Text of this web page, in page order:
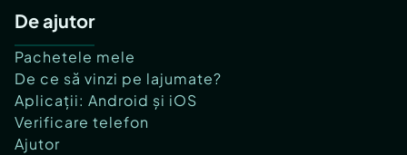
De ajutor
Pachetele mele
De ce să vinzi pe lajumate?
Aplicații: Android și iOS
Verificare telefon
Ajutor